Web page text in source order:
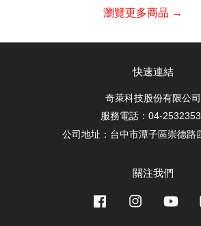
瀏覽更多商品 →
快速連結
奇萊科技股份有限公司
服務電話：04-
公司地址：台中市潭子區崇德路
關注我們
Facebook Instagram